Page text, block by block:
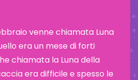
venne chiamata Luna
era un mese di forti
chiamata la Luna della
era difficile e spesso le